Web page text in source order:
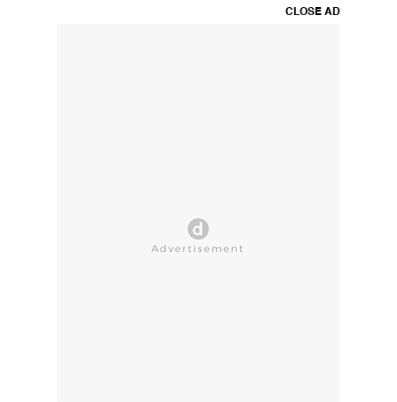
CLOSE AD